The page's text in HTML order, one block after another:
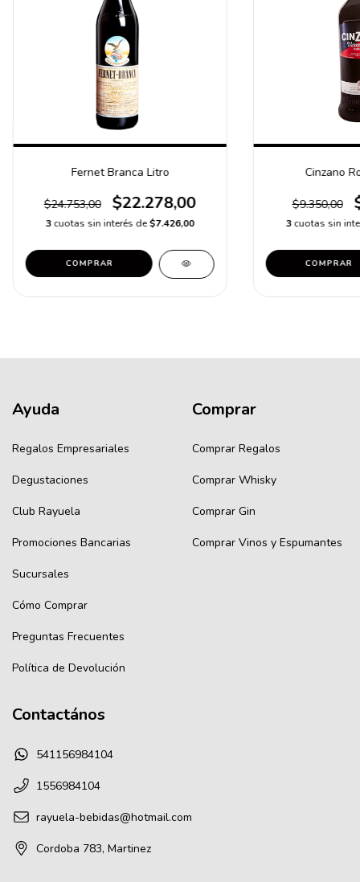
Fernet Branca Litro
$24.753,00 $22.278,00
3cuotas sin interés de$7.426,00
COMPRAR
Cinzano
$9.350,00
3 cuotas sin
COMPRAR
Ayuda
Regalos Empresariales
Degustaciones
Club Rayuela
Promociones Bancarias
Sucursales
Cómo Comprar
Preguntas Frecuentes
Política de Devolución
Comprar
Comprar Regalos
Comprar Whisky
Comprar Gin
Comprar Vinos y Espumantes
Contactános
541156984104
1556984104
rayuela-bebidas@hotmail.com
Cordoba 783, Martinez